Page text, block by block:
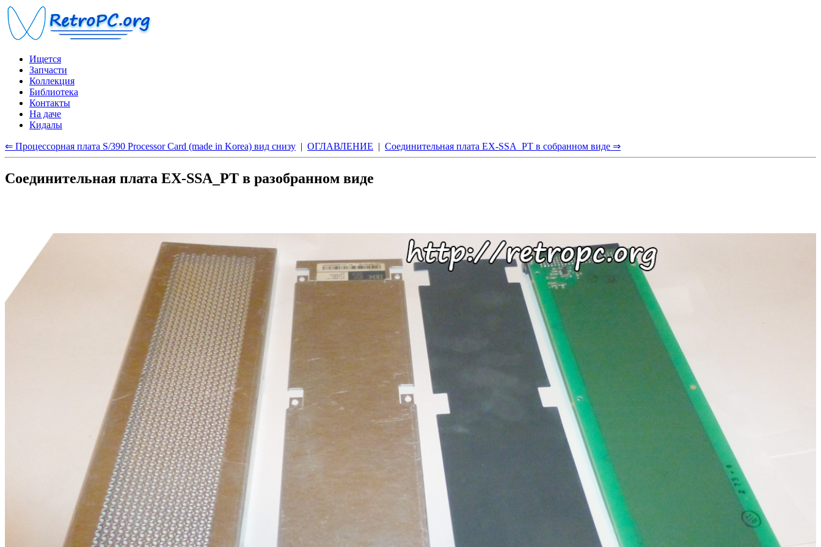
Ищется
Запчасти
Коллекция
Библиотека
Контакты
На даче
Кидалы
⇐ Процессорная плата S/390 Processor Card (made in Korea) вид снизу | ОГЛАВЛЕНИЕ | Соединительная плата EX-SSA_PT в собранном виде ⇒
Соединительная плата EX-SSA_PT в разобранном виде